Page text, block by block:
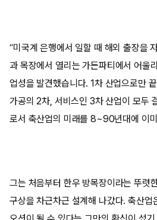
“미국계 은행에서 일할 때 해외 출장을
과 목장에서 열리는 가든파티에서 어울
업성을 발견했습니다. 1차 산업으로만
가공의 2차, 서비스인 3차 산업이 모두
로서 축산업의 미래를 8~90년대에 이
그는 처음부터 한우 방목장이라는 뚜렷
구상을 차근차근 설계해 나갔다. 축산업